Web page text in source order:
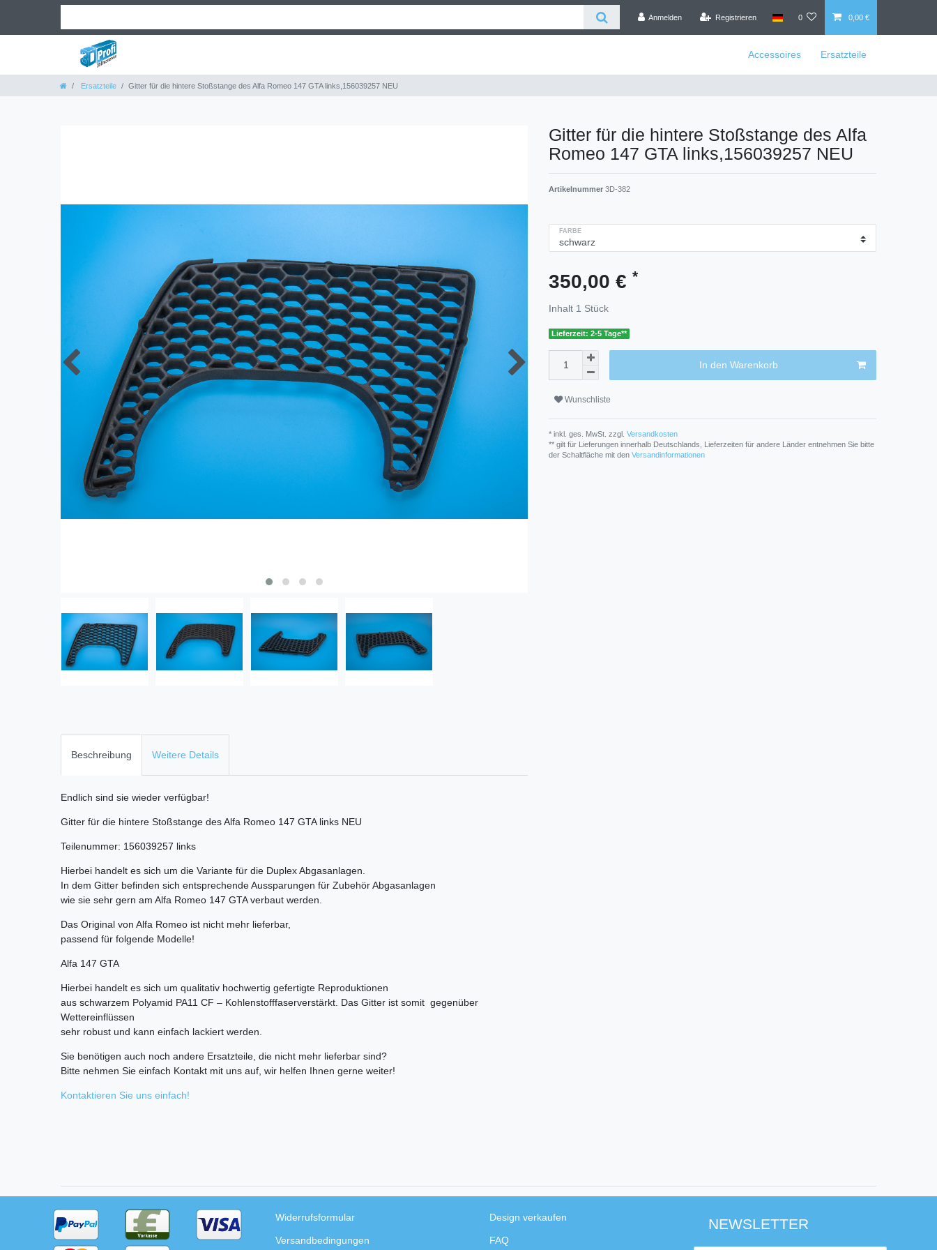
Anmelden Registrieren 0 0,00 €
Accessoires Ersatzteile
Ersatzteile Gitter für die hintere Stoßstange des Alfa Romeo 147 GTA links,156039257 NEU
Gitter für die hintere Stoßstange des Alfa
Romeo 147 GTA links,156039257 NEU
Artikelnummer 3D-382
FARBE
350,00 € *
Inhalt 1 Stück
Lieferzeit: 2-5 Tage**
In den Warenkorb
Wunschliste
* inkl. ges. MwSt. zzgl.
Versandkosten
** gilt für Lieferungen innerhalb Deutschlands, Lieferzeiten für andere Länder entnehmen Sie bitte
der Schaltfläche mit den Versandinformationen
Beschreibung Weitere Details
Endlich sind sie wieder verfügbar!
Gitter für die hintere Stoßstange des Alfa Romeo 147 GTA links NEU
Teilenummer: 156039257 links
Hierbei handelt es sich um die Variante für die Duplex Abgasanlagen.
In dem Gitter befinden sich entsprechende Aussparungen für Zubehör Abgasanlagen
wie sie sehr gern am Alfa Romeo 147 GTA verbaut werden.
Das Original von Alfa Romeo ist nicht mehr lieferbar,
passend für folgende Modelle!
Alfa 147 GTA
Hierbei handelt es sich um qualitativ hochwertig gefertigte Reproduktionen
aus schwarzem Polyamid PA11 CF – Kohlenstofffaserverstärkt. Das Gitter ist somit gegenüber
Wettereinflüssen
sehr robust und kann einfach lackiert werden.
Sie benötigen auch noch andere Ersatzteile, die nicht mehr lieferbar sind?
Bitte nehmen Sie einfach Kontakt mit uns auf, wir helfen Ihnen gerne weiter!
Kontaktieren Sie uns einfach!
Widerrufsformular
Versandbedingungen
Design verkaufen
FAQ
NEWSLETTER